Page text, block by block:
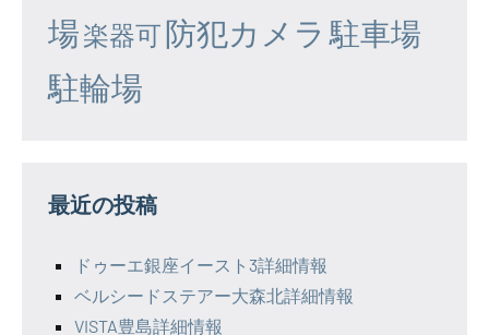
場楽器可防犯カメラ 駐車場
駐輪場
最近の投稿
ドゥーエ銀座イースト3詳細情報
ベルシードステアー大森北詳細情報
VISTA豊島詳細情報